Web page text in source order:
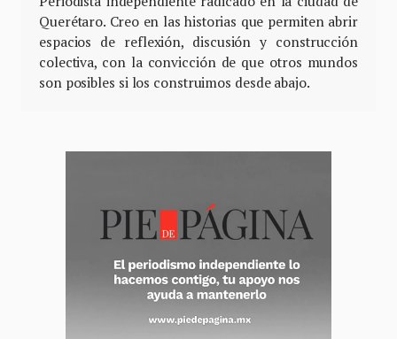
Querétaro. Creo en las historias que permiten abrir
espacios de reflexión, discusión y construcción
colectiva, con la convicción de que otros mundos
son posibles si los construimos desde abajo.